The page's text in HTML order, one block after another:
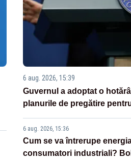
6 aug. 2026, 15:39
Guvernul a adoptat o
planurile de pregătire
6 aug. 2026, 15:36
Cum se va întrerupe
consumatori industriali?